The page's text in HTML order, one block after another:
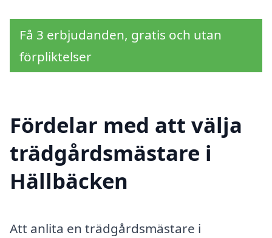
Få 3 erbjudanden, gratis och utan
förpliktelser
Fördelar med att välja
trädgårdsmästare i
Hällbäcken
Att anlita en trädgårdsmästare i